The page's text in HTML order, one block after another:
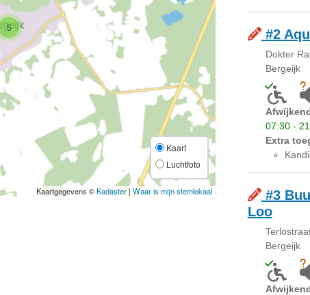
5
Kaart
Luchtfoto
Kaartgegevens ©Kadaster |Waar is mijn stemlokaal
#2
Dokter
Bergeijk
07:30 -
Extra
#3
Loo
Bergeijk